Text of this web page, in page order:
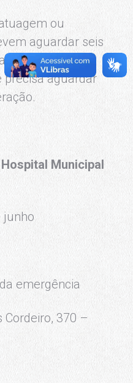
ou
aguardar seis
Quem teve
precisa aguardar
Municipal
junho
emergência
Cordeiro, 370 –